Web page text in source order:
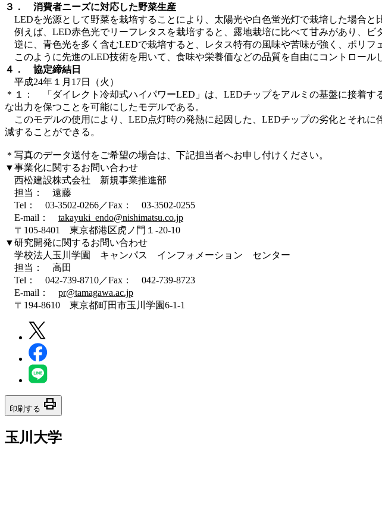
３． 消費者ニーズに対応した野菜生産
LEDを光源として野菜を栽培することにより、太陽光や白色蛍光灯で栽培した場合と
例えば、LED赤色光でリーフレタスを栽培すると、露地栽培に比べて甘みがあり、ビ
逆に、青色光を多く含むLEDで栽培すると、レタス特有の風味や苦味が強く、ポリフ
このように先進のLED技術を用いて、食味や栄養価などの品質を自由にコントロール
４． 協定締結日
平成24年１月17日（火）
＊１： 「ダイレクト冷却式ハイパワーLED」は、LEDチップをアルミの基盤に接着
な出力を保つことを可能にしたモデルである。
このモデルの使用により、LED点灯時の発熱に起因した、LEDチップの劣化とそれ
減することができる。
＊写真のデータ送付をご希望の場合は、下記担当者へお申し付けください。
▼事業化に関するお問い合わせ
西松建設株式会社 新規事業推進部
担当： 遠藤
Tel： 03-3502-0266／Fax： 03-3502-0255
E-mail： takayuki_endo@nishimatsu.co.jp
〒105-8401 東京都港区虎ノ門１-20-10
▼研究開発に関するお問い合わせ
学校法人玉川学園 キャンパス インフォメーション センター
担当： 高田
Tel： 042-739-8710／Fax： 042-739-8723
E-mail： pr@tamagawa.ac.jp
〒194-8610 東京都町田市玉川学園6-1-1
印刷する print
玉川大学